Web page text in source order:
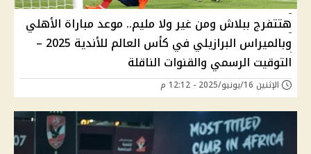
هتتفرج ببلاش ومن غير ولا مليم.. موعد مباراة الأهلي
وبالميراس البرازيلي في كأس العالم للأندية 2025 –
التوقيت الرسمي والقنوات الناقلة
الإثنين 16/يونيو/2025 - 12:12 م